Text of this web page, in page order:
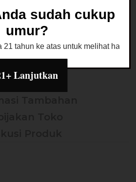
Deskripsi
sudah cukup
umur?
21 tahun ke atas untuk melihat
Lanjutkan